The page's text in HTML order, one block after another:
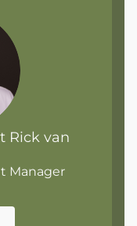
Rick van
Manager